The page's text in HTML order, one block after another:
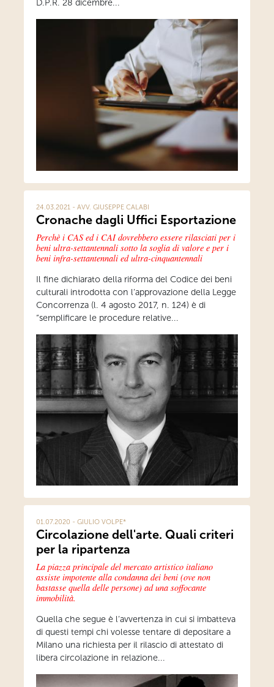
D.P.R. 28 dicembre...
24.03.2021 - AVV. GIUSEPPE CALABI
Cronache dagli Uffici Esportazione
Perchè i CAS ed i CAI dovrebbero essere rilasciati per i
beni ultra-settantennali sotto la soglia di valore e per i
beni infra-settantennali ed ultra-cinquantennali
Il fine dichiarato della riforma del Codice dei beni
culturali introdotta con l’approvazione della Legge
Concorrenza (l. 4 agosto 2017, n. 124) è di
“semplificare le procedure relative...
01.07.2020 - GIULIO VOLPE*
Circolazione dell'arte. Quali criteri
per la ripartenza
La piazza principale del mercato artistico italiano
assiste impotente alla condanna dei beni (ove non
bastasse quella delle persone) ad una soffocante
immobilità.
Quella che segue è l’avvertenza in cui si imbatteva
di questi tempi chi volesse tentare di depositare a
Milano una richiesta per il rilascio di attestato di
libera circolazione in relazione...